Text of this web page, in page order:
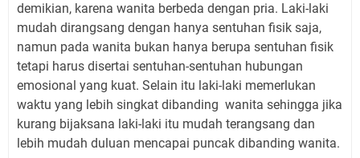
demikian, karena wanita berbeda dengan pria. Laki-laki
mudah dirangsang dengan hanya sentuhan fisik saja,
namun pada wanita bukan hanya berupa sentuhan fisik
tetapi harus disertai sentuhan-sentuhan hubungan
emosional yang kuat. Selain itu laki-laki memerlukan
waktu yang lebih singkat dibanding wanita sehingga jika
kurang bijaksana laki-laki itu mudah terangsang dan
lebih mudah duluan mencapai puncak dibanding wanita.